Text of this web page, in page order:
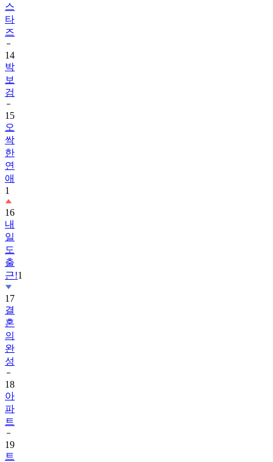
스
타
즈
14
박
보
검
15
오
싹
한
연
애
1
16
내
일
도
출
근!1
17
결
혼
의
완
성
18
아
파
트
19
트